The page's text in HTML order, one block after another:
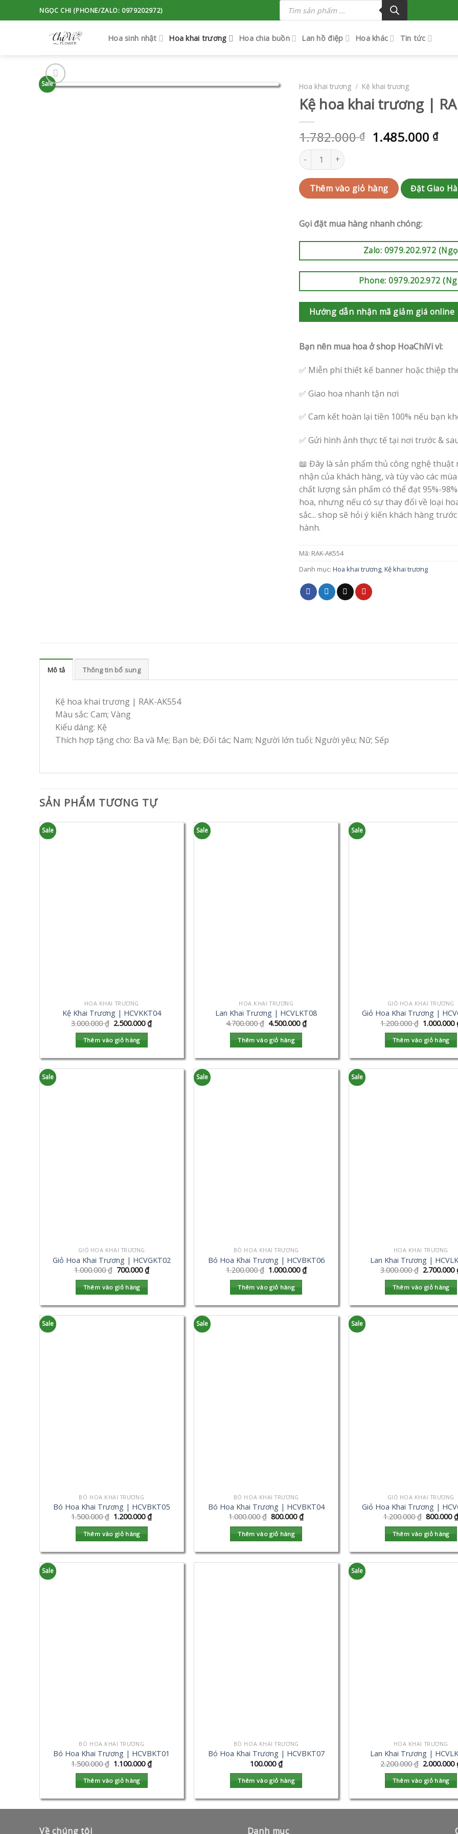
to
NGỌC CHI (PHONE/ZALO: 0979202972)
Tìm
kiếm
phẩm
Hoa sinh nhật Hoa khai trương Hoa chia buồn Lan hồ điệp Hoa khác Tin tức
Sale Hoa khai trương / Kệ khai trương
Kệ hoa khai trương |
1.782.000₫ 1.485.000 ₫
Kệ hoa khai trương | RAK-AK554 số lượng
Thêm vào giỏ hàng Đặt Giao
Gọi đặt mua hàng nhanh chóng:
Zalo: 0979.202.972
Phone: 0979.202.972
Hướng dẫn nhận mã giảm giá online
Bạn nên mua hoa ở shop HoaChiVi vì:
✅ Miễn phí thiết kế banner hoặc thiệp
✅ Giao hoa nhanh tận nơi
✅ Cam kết hoàn lại tiền 100% nếu bạn
✅ Gửi hình ảnh thực tế tại nơi trước &
📖 Đây là sản phẩm thủ công nghệ thuật
nhận của khách hàng, và tùy vào các
chất lượng sản phẩm có thể đạt 95%-
hoa, nhưng nếu có sự thay đổi về loại
sắc... shop sẽ hỏi ý kiến khách hàng
hành.
Mã: RAK-AK554
Danh mục:Hoa khai trương,Kệ khai trương
Mô tả Thông tin bổ sung
Kệ hoa khai trương | RAK-AK554
Màu sắc: Cam; Vàng
Kiểu dáng: Kệ
Thích hợp tặng cho: Ba và Mẹ; Bạn bè; Đối tác; Nam; Người lớn tuổi; Người yêu; Nữ; Sếp
SẢN PHẨM TƯƠNG TỰ
Sale
HOA KHAI TRƯƠNG
Kệ Khai Trương | HCVKKT04
3.000.000₫ 2.500.000₫
Thêm vào giỏ hàng
Sale
HOA KHAI TRƯƠNG
Lan Khai Trương | HCVLKT08
4.700.000₫ 4.500.000₫
Thêm vào giỏ hàng
Sale
GIỎ HOA KHAI TRƯƠNG
Giỏ Hoa Khai Trương |
1.200.000₫ 1.000.000
Thêm vào giỏ hàng
Sale
GIỎ HOA KHAI TRƯƠNG
Giỏ Hoa Khai Trương | HCVGKT02
1.000.000₫ 700.000₫
Thêm vào giỏ hàng
Sale
BÓ HOA KHAI TRƯƠNG
Bó Hoa Khai Trương | HCVBKT06
1.200.000₫ 1.000.000₫
Thêm vào giỏ hàng
Sale
HOA KHAI TRƯƠNG
Lan Khai Trương |
3.000.000₫ 2.700.000
Thêm vào giỏ hàng
Sale
BÓ HOA KHAI TRƯƠNG
Bó Hoa Khai Trương | HCVBKT05
1.500.000₫ 1.200.000₫
Thêm vào giỏ hàng
Sale
BÓ HOA KHAI TRƯƠNG
Bó Hoa Khai Trương | HCVBKT04
1.000.000₫ 800.000₫
Thêm vào giỏ hàng
Sale
GIỎ HOA KHAI TRƯƠNG
Giỏ Hoa Khai Trương |
1.200.000₫ 800.000₫
Thêm vào giỏ hàng
Sale
BÓ HOA KHAI TRƯƠNG
Bó Hoa Khai Trương | HCVBKT01
1.500.000₫ 1.100.000₫
Thêm vào giỏ hàng
BÓ HOA KHAI TRƯƠNG
Bó Hoa Khai Trương | HCVBKT07
100.000₫
Thêm vào giỏ hàng
Sale
HOA KHAI TRƯƠNG
Lan Khai Trương |
2.200.000₫ 2.000.000
Thêm vào giỏ hàng
Về chúng tôi Danh mục